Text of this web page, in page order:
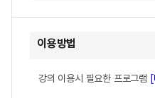
이용방법
강의 이용시 필요한 프로그램